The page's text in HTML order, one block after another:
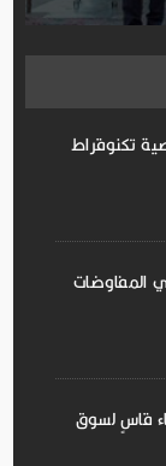
تكنوقراط
المفاوضات
قاسٍ لسوق